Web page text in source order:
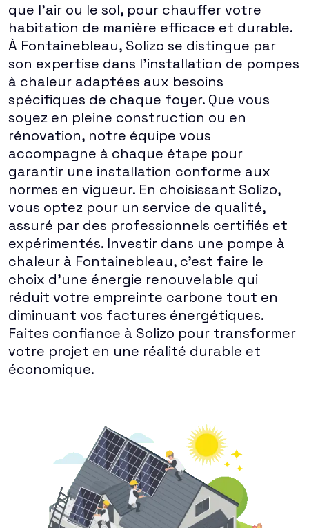
que l'air ou le sol, pour chauffer votre
habitation de manière efficace et durable.
À Fontainebleau, Solizo se distingue par
son expertise dans l'installation de pompes
à chaleur adaptées aux besoins
spécifiques de chaque foyer. Que vous
soyez en pleine construction ou en
rénovation, notre équipe vous
accompagne à chaque étape pour
garantir une installation conforme aux
normes en vigueur. En choisissant Solizo,
vous optez pour un service de qualité,
assuré par des professionnels certifiés et
expérimentés. Investir dans une pompe à
chaleur à Fontainebleau, c'est faire le
choix d'une énergie renouvelable qui
réduit votre empreinte carbone tout en
diminuant vos factures énergétiques.
Faites confiance à Solizo pour transformer
votre projet en une réalité durable et
économique.